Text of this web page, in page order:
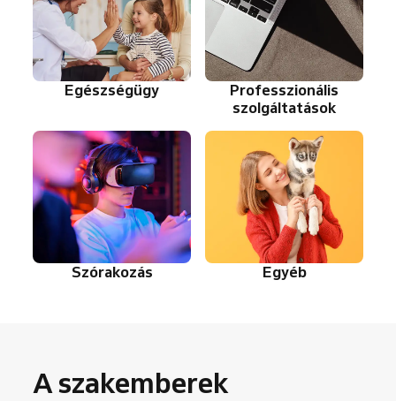
Egészségügy
Professzionális
szolgáltatások
Szórakozás Egyéb
A szakemberek